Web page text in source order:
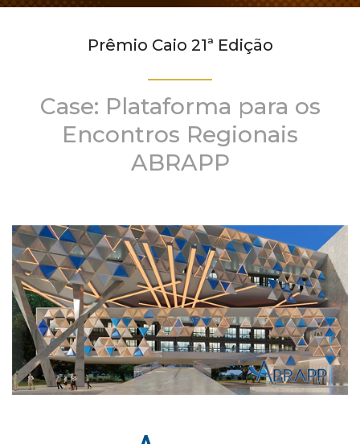
Prêmio Caio 21ª Edição
Case: Plataforma para os
Encontros Regionais
ABRAPP